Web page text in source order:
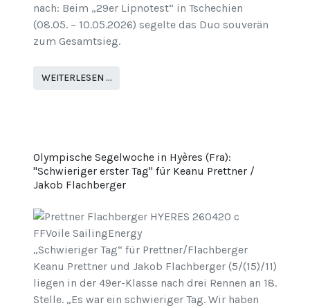
nach: Beim „29er Lipnotest“ in Tschechien
(08.05. – 10.05.2026) segelte das Duo souverän
zum Gesamtsieg.
WEITERLESEN …
Olympische Segelwoche in Hyères (Fra):
"Schwieriger erster Tag" für Keanu Prettner /
Jakob Flachberger
„Schwieriger Tag“ für Prettner/Flachberger
Keanu Prettner und Jakob Flachberger (5/(15)/11)
liegen in der 49er-Klasse nach drei Rennen an 18.
Stelle. „Es war ein schwieriger Tag. Wir haben